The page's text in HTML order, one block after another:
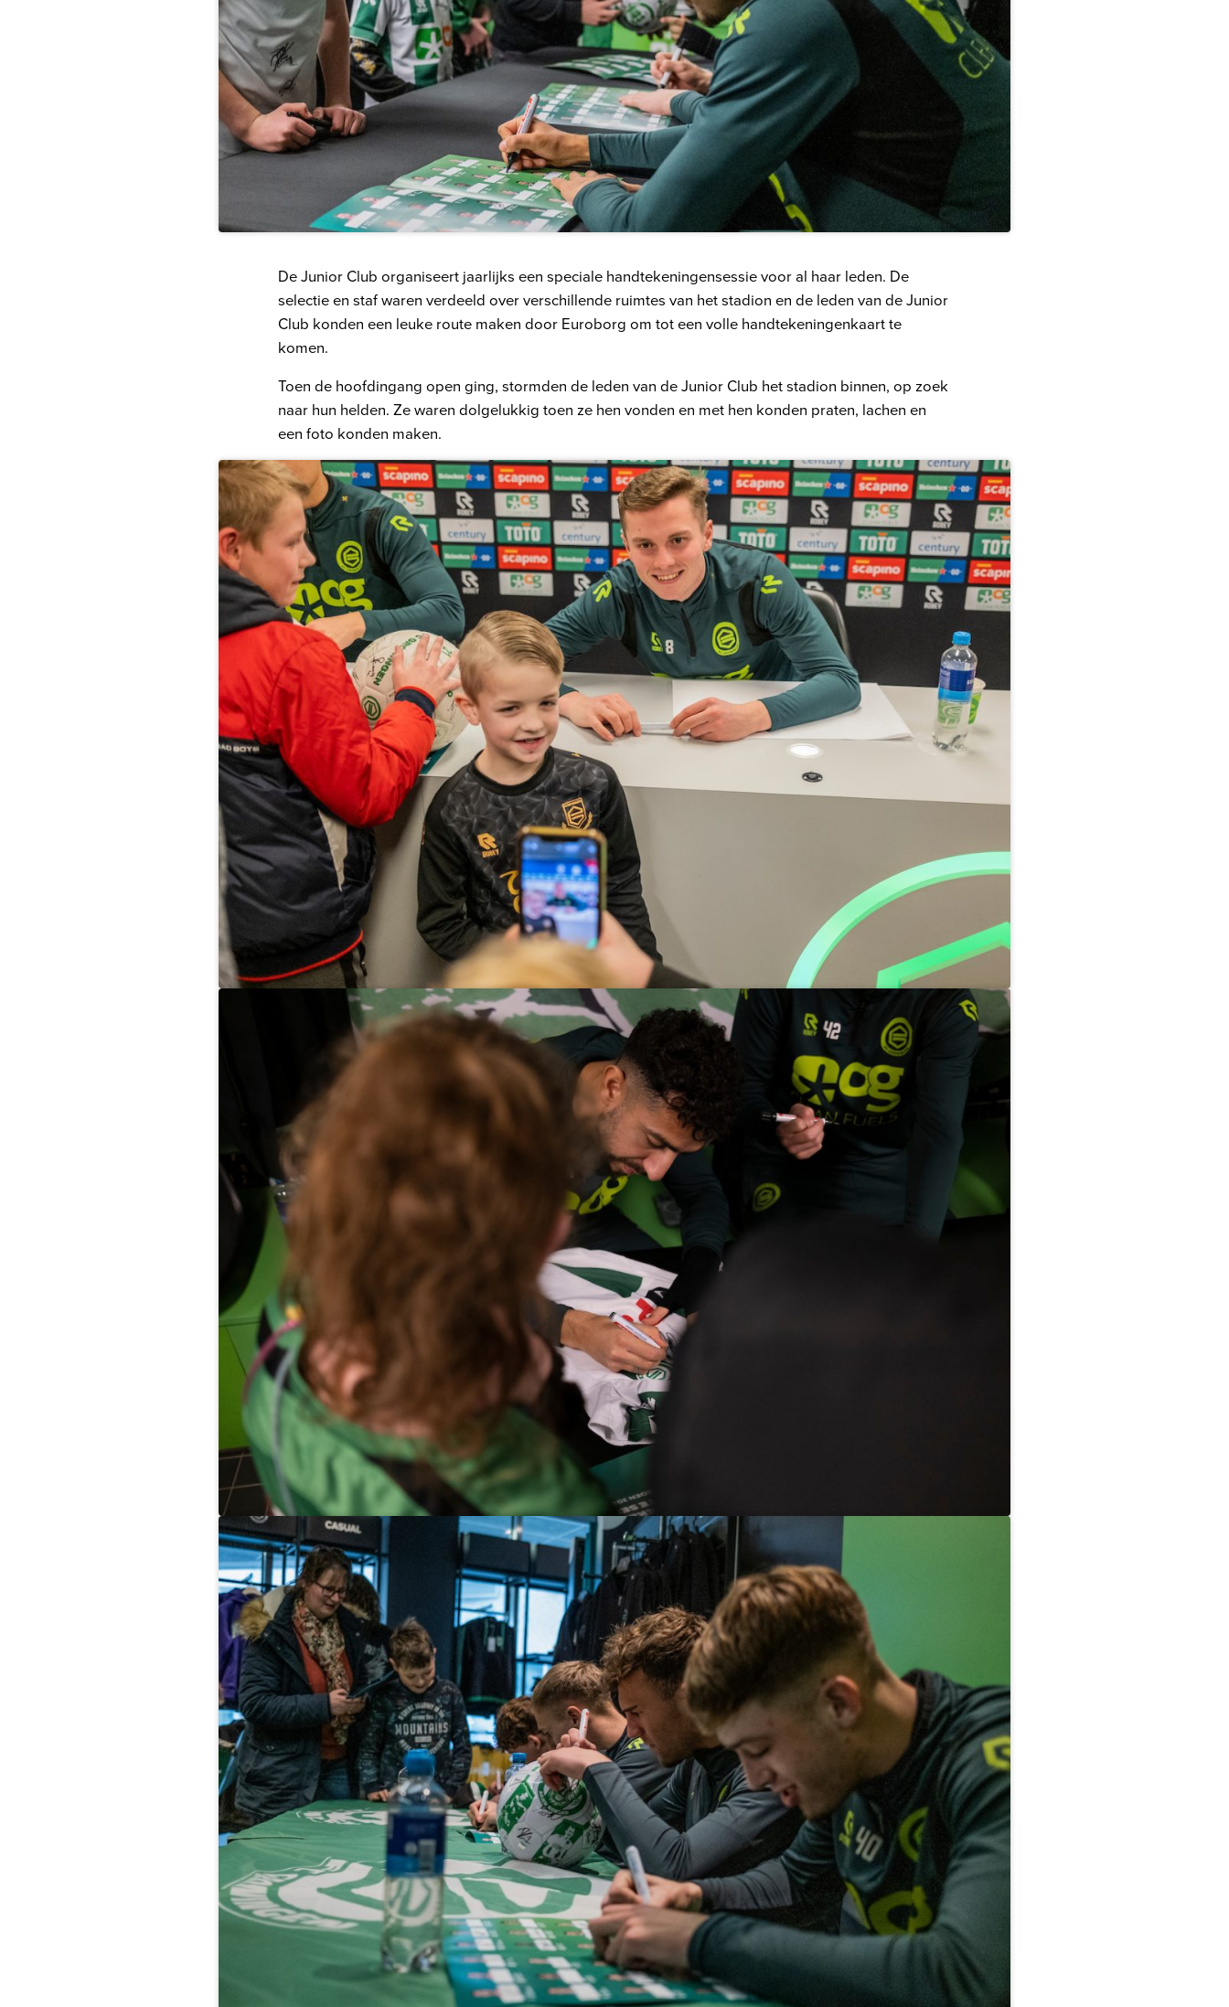
De Junior Club organiseert jaarlijks een speciale handtekeningensessie voor al haar leden. De
selectie en staf waren verdeeld over verschillende ruimtes van het stadion en de leden van de Junior
Club konden een leuke route maken door Euroborg om tot een volle handtekeningenkaart te
komen.
Toen de hoofdingang open ging, stormden de leden van de Junior Club het stadion binnen, op zoek
naar hun helden. Ze waren dolgelukkig toen ze hen vonden en met hen konden praten, lachen en
een foto konden maken.